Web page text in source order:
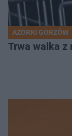
AZORKI GORZÓW
Trwa walka z